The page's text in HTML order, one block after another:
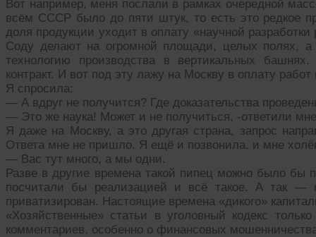
Вот например, меня послали в рамках очередной
всём СССР было до пяти штук, то есть это редкое
доля продукции уходит в оплату «научной
Соду делают на огромной площади, целых полях, а
технологию производства в вертикальных
контракт. И вот под эту лажу на Москву в оплату
Я спросила:
— А вдруг не получится? Где доказательства
— Это же наука! Может и не получиться, -ответили
Я даже на Москву, а это другая страна, запрос
Ответа мне не пришло. Я ещё и позвонила, и мне
— Вас тут много, а мы одни.
Разве в другие времена такой пипец можно было бы
посчитали бы реализацией и всё такое. А так
приватизирован. Настоящие времена «дикого»
«Хозяйственные» статьи в уголовный кодекс
комментариев, особенно о финансовых